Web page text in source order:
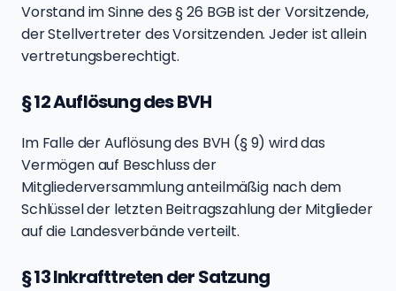
Vorstand im Sinne des § 26 BGB ist der Vorsitzende,
der Stellvertreter des Vorsitzenden. Jeder ist allein
vertretungsberechtigt.
§ 12 Auflösung des BVH
Im Falle der Auflösung des BVH (§ 9) wird das
Vermögen auf Beschluss der
Mitgliederversammlung anteilmäßig nach dem
Schlüssel der letzten Beitragszahlung der Mitglieder
auf die Landesverbände verteilt.
§ 13 Inkrafttreten der Satzung